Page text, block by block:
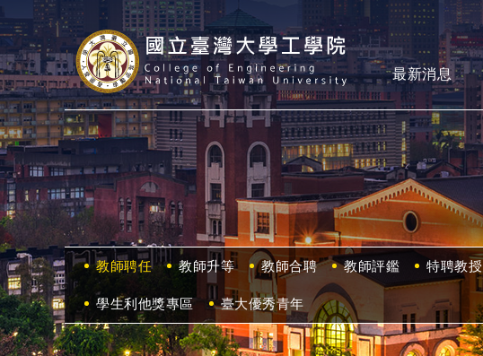
最新消息
教師聘任 教師升等 教師合聘 教師評鑑 特聘教授
學生利他獎專區
臺大優秀青年